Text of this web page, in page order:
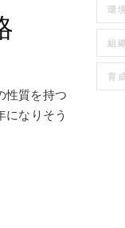
性質を持つ
なりそう
環
組
育